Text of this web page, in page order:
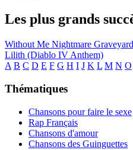
Les plus grands
Without Me Nightmare Graveyard
Lilith (Diablo IV Anthem)
A B C D E F G H I J K L M N O
Thématiques
Chansons pour faire le sexe
Rap Français
Chansons d'amour
Chansons des Guinguettes